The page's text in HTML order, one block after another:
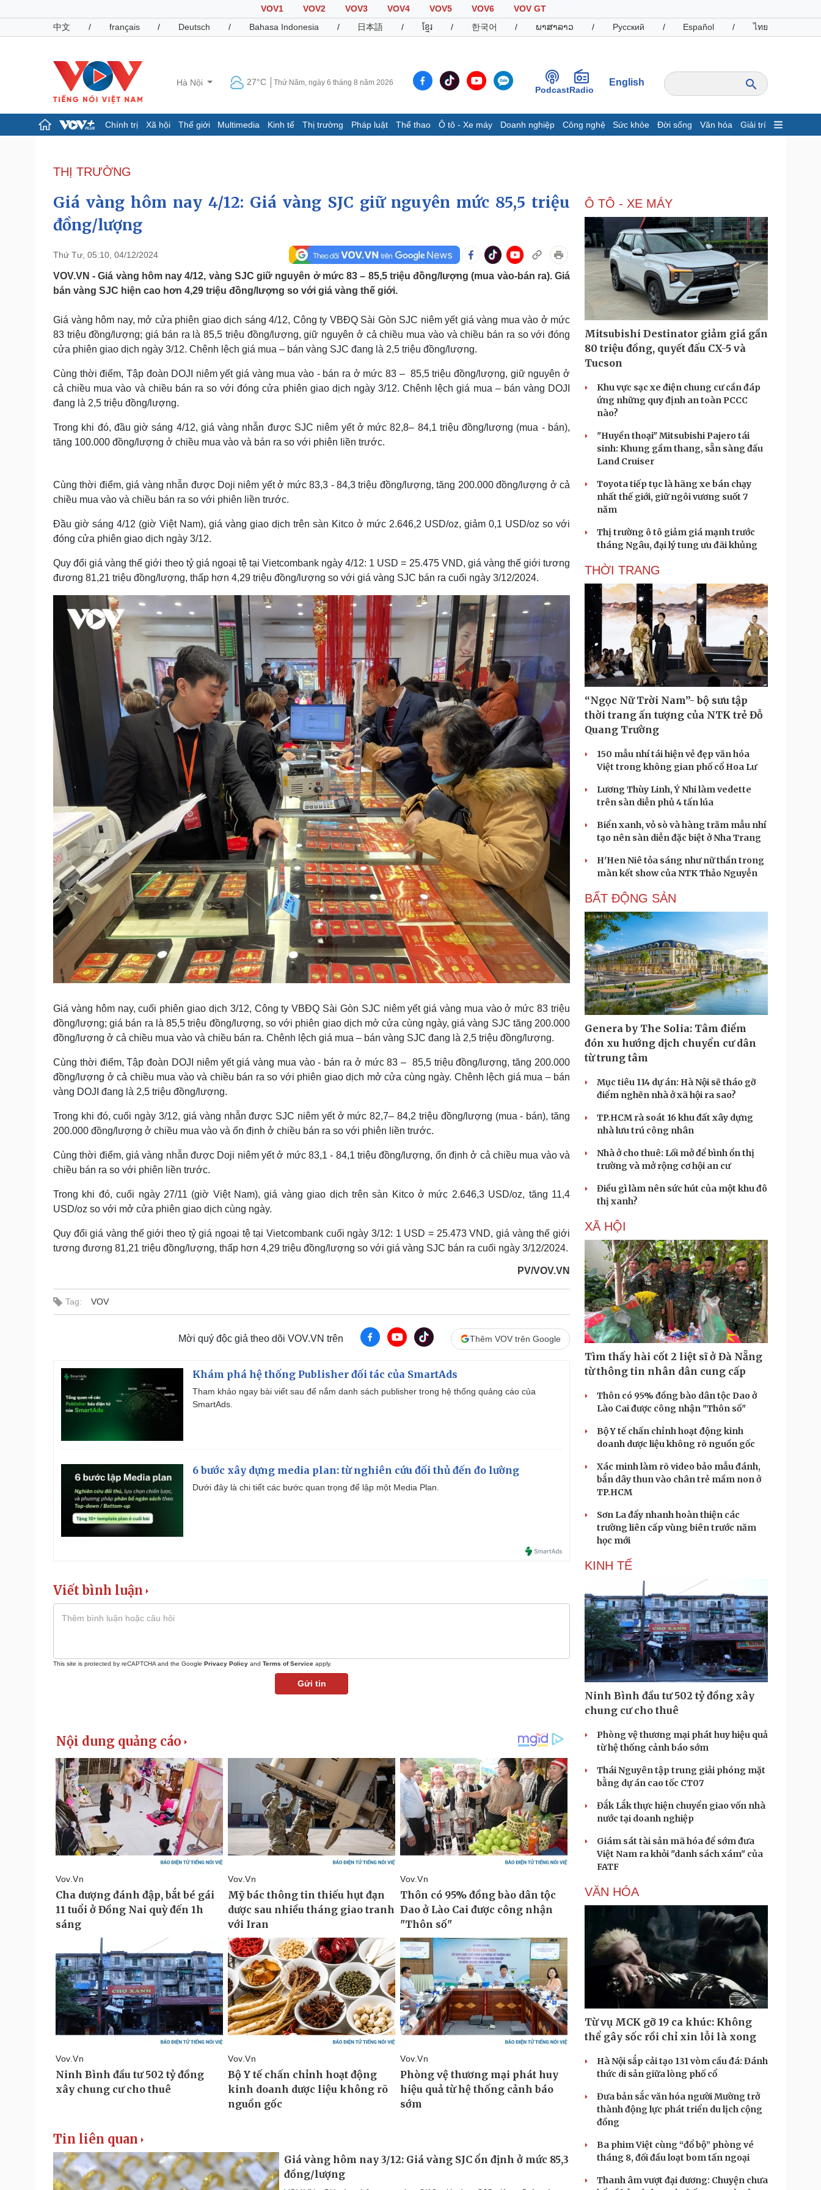
VOV1 VOV2 VOV3 VOV4 VOV5 VOV6
VOV GT
中文
/ français / Deutsch / Bahasa Indonesia / 日本語 / ខ្មែរ / 한국어 / ພາສາລາວ / Русский / Español / ไทย
Hà Nội 27°C Thứ Năm, ngày 6 tháng 8 năm 2026
PodcastRadio
English
Chính trị Xã hội Thế giới Multimedia Kinh tế Thị trường Pháp luật Thể thao Ô tô - Xe máy Doanh nghiệp Công nghệ Sức khỏe Đời sống Văn hóa Giải trí
Đảng
Tổ chức nhân sự
Nhận diện sự thật
Dấu ấn VOV
Infographic
Chứng khoán
Giá cà phê
Pháp luật
Tin nóng
Tư vấn luật
Việt Nam
Phân tích
Thể thao
Lịch thi đấu bóng đá
Thế giới thể thao
Hậu trường
Ô tô - Xe máy
Xe máy
Doanh nghiệp
Thông tin doanh nghiệp
Doanh nghiệp 24h
Vì cộng đồng
Công nghệ
Sành điệu
Tin Công nghệ
Trải nghiệm
Chuyển đổi số
Sức khỏe
Dinh dưỡng - món ngon
Cây thuốc
Sản phụ khoa
Nhi khoa
Nam khoa
Phòng mạch online
Ăn sạch sống khỏe
Đời sống
Blog
Tình yêu - Gia đình
Văn hóa
Sân khấu - Điện ảnh
Văn học
Di sản
Giải trí
Nghệ sĩ
Thời trang
Sao Việt
Du lịch
Săn Tour
check-in
Podcast
Câu chuyện thời sự
Cửa sổ tình yêu
Kể chuyện cho bé
Hạt giống tâm hồn
THỊ TRƯỜNG
Giá vàng hôm nay 4/12: Giá vàng SJC giữ nguyên mức 85,5 triệu
đồng/lượng
Thứ Tư, 05:10, 04/12/2024
VOV.VN - Giá vàng hôm nay 4/12, vàng SJC giữ nguyên ở mức 83 – 85,5 triệu đồng/lượng (mua vào-bán ra). Giá
bán vàng SJC hiện cao hơn 4,29 triệu đồng/lượng so với giá vàng thế giới.
Giá vàng hôm nay, mở cửa phiên giao dịch sáng 4/12, Công ty VBĐQ Sài Gòn SJC niêm yết giá vàng mua vào ở mức
83 triệu đồng/lượng; giá bán ra là 85,5 triệu đồng/lượng, giữ nguyên ở cả chiều mua vào và chiều bán ra so với đóng
cửa phiên giao dịch ngày 3/12. Chênh lệch giá mua – bán vàng SJC đang là 2,5 triệu đồng/lượng.
Cùng thời điểm, Tập đoàn DOJI niêm yết giá vàng mua vào - bán ra ở mức 83 – 85,5 triệu đồng/lượng, giữ nguyên ở
cả chiều mua vào và chiều bán ra so với đóng cửa phiên giao dịch ngày 3/12. Chênh lệch giá mua – bán vàng DOJI
đang là 2,5 triệu đồng/lượng.
Trong khi đó, đầu giờ sáng 4/12, giá vàng nhẫn được SJC niêm yết ở mức 82,8– 84,1 triệu đồng/lượng (mua - bán),
tăng 100.000 đồng/lượng ở chiều mua vào và bán ra so với phiên liền trước.
Cùng thời điểm, giá vàng nhẫn được Doji niêm yết ở mức 83,3 - 84,3 triệu đồng/lượng, tăng 200.000 đồng/lượng ở cả
chiều mua vào và chiều bán ra so với phiên liền trước.
Đầu giờ sáng 4/12 (giờ Việt Nam), giá vàng giao dịch trên sàn Kitco ở mức 2.646,2 USD/oz, giảm 0,1 USD/oz so với
đóng cửa phiên giao dịch ngày 3/12.
Quy đổi giá vàng thế giới theo tỷ giá ngoại tệ tại Vietcombank ngày 4/12: 1 USD = 25.475 VND, giá vàng thế giới tương
đương 81,21 triệu đồng/lượng, thấp hơn 4,29 triệu đồng/lượng so với giá vàng SJC bán ra cuối ngày 3/12/2024.
Giá vàng hôm nay, cuối phiên giao dịch 3/12, Công ty VBĐQ Sài Gòn SJC niêm yết giá vàng mua vào ở mức 83 triệu
đồng/lượng; giá bán ra là 85,5 triệu đồng/lượng, so với phiên giao dịch mở cửa cùng ngày, giá vàng SJC tăng 200.000
đồng/lượng ở cả chiều mua vào và chiều bán ra. Chênh lệch giá mua – bán vàng SJC đang là 2,5 triệu đồng/lượng.
Cùng thời điểm, Tập đoàn DOJI niêm yết giá vàng mua vào - bán ra ở mức 83 – 85,5 triệu đồng/lượng, tăng 200.000
đồng/lượng ở cả chiều mua vào và chiều bán ra so với phiên giao dịch mở cửa cùng ngày. Chênh lệch giá mua – bán
vàng DOJI đang là 2,5 triệu đồng/lượng.
Trong khi đó, cuối ngày 3/12, giá vàng nhẫn được SJC niêm yết ở mức 82,7– 84,2 triệu đồng/lượng (mua - bán), tăng
200.000 đồng/lượng ở chiều mua vào và ổn định ở chiều bán ra so với phiên liền trước.
Cùng thời điểm, giá vàng nhẫn được Doji niêm yết ở mức 83,1 - 84,1 triệu đồng/lượng, ổn định ở cả chiều mua vào và
chiều bán ra so với phiên liền trước.
Trong khi đó, cuối ngày 27/11 (giờ Việt Nam), giá vàng giao dịch trên sàn Kitco ở mức 2.646,3 USD/oz, tăng 11,4
USD/oz so với mở cửa phiên giao dịch cùng ngày.
Quy đổi giá vàng thế giới theo tỷ giá ngoại tệ tại Vietcombank cuối ngày 3/12: 1 USD = 25.473 VND, giá vàng thế giới
tương đương 81,21 triệu đồng/lượng, thấp hơn 4,29 triệu đồng/lượng so với giá vàng SJC bán ra cuối ngày 3/12/2024.
PV/VOV.VN
Tag: VOV
Mời quý độc giả theo dõi VOV.VN trên Thêm VOV trên Google
Khám phá hệ thống Publisher đối tác của SmartAds
Tham khảo ngay bài viết sau để nắm danh sách publisher trong hệ thống quảng cáo của
SmartAds.
6 bước xây dựng media plan: từ nghiên cứu đối thủ đến đo lường
Dưới đây là chi tiết các bước quan trọng để lập một Media Plan.
Viết bình luận
This site is protected by reCAPTCHA and the Google Privacy Policy and Terms of Service apply.
Gửi tin
Tin liên quan
Giá vàng hôm nay 3/12: Giá vàng SJC ổn định ở mức 85,3
đồng/lượng
Ô TÔ - XE MÁY
Mitsubishi Destinator giảm giá gần
80 triệu đồng, quyết đấu CX-5 và
Tucson
Khu vực sạc xe điện chung cư cần đáp
ứng những quy định an toàn PCCC
nào?
"Huyền thoại" Mitsubishi Pajero tái
sinh: Khung gầm thang, sẵn sàng đấu
Land Cruiser
Toyota tiếp tục là hãng xe bán chạy
nhất thế giới, giữ ngôi vương suốt 7
năm
Thị trường ô tô giảm giá mạnh trước
tháng Ngâu, đại lý tung ưu đãi khủng
THỜI TRANG
“Ngọc Nữ Trời Nam”- bộ sưu tập
thời trang ấn tượng của NTK trẻ Đỗ
Quang Trường
150 mẫu nhí tái hiện vẻ đẹp văn hóa
Việt trong không gian phố cổ Hoa Lư
Lương Thùy Linh, Ý Nhi làm vedette
trên sàn diễn phủ 4 tấn lúa
Biển xanh, vỏ sò và hàng trăm mẫu nhí
tạo nên sàn diễn đặc biệt ở Nha Trang
H'Hen Niê tỏa sáng như nữ thần trong
màn kết show của NTK Thảo Nguyễn
BẤT ĐỘNG SẢN
Genera by The Solia: Tâm điểm
đón xu hướng dịch chuyển cư dân
từ trung tâm
Mục tiêu 114 dự án: Hà Nội sẽ tháo gỡ
điểm nghẽn nhà ở xã hội ra sao?
TP.HCM rà soát 16 khu đất xây dựng
nhà lưu trú công nhân
Nhà ở cho thuê: Lối mở để bình ổn thị
trường và mở rộng cơ hội an cư
Điều gì làm nên sức hút của một khu đô
thị xanh?
XÃ HỘI
Tìm thấy hài cốt 2 liệt sĩ ở Đà Nẵng
từ thông tin nhân dân cung cấp
Thôn có 95% đồng bào dân tộc Dao ở
Lào Cai được công nhận "Thôn số"
Bộ Y tế chấn chỉnh hoạt động kinh
doanh dược liệu không rõ nguồn gốc
Xác minh làm rõ video bảo mẫu đánh,
bắn dây thun vào chân trẻ mầm non ở
TP.HCM
Sơn La đẩy nhanh hoàn thiện các
trường liên cấp vùng biên trước năm
học mới
KINH TẾ
Ninh Bình đầu tư 502 tỷ đồng xây
chung cư cho thuê
Phòng vệ thương mại phát huy hiệu quả
từ hệ thống cảnh báo sớm
Thái Nguyên tập trung giải phóng mặt
bằng dự án cao tốc CT07
Đắk Lắk thực hiện chuyển giao vốn nhà
nước tại doanh nghiệp
Giám sát tài sản mã hóa để sớm đưa
Việt Nam ra khỏi "danh sách xám" của
FATF
VĂN HÓA
Từ vụ MCK gỡ 19 ca khúc: Không
thể gây sốc rồi chỉ xin lỗi là xong
Hà Nội sắp cải tạo 131 vòm cầu đá: Đánh
thức di sản giữa lòng phố cổ
Đưa bản sắc văn hóa người Mường trở
thành động lực phát triển du lịch cộng
đồng
Ba phim Việt cùng “đổ bộ” phòng vé
tháng 8, đối đầu loạt bom tấn ngoại
Thanh âm vượt đại dương: Chuyện chưa